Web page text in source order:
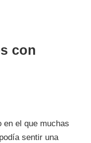
con
en el que muchas
sentir una